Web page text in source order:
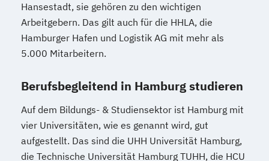
Hansestadt, sie gehören zu den wichtigen
Arbeitgebern. Das gilt auch für die HHLA, die
Hamburger Hafen und Logistik AG mit mehr als
5.000 Mitarbeitern.
Berufsbegleitend in Hamburg studieren
Auf dem Bildungs- & Studiensektor ist Hamburg mit
vier Universitäten, wie es genannt wird, gut
aufgestellt. Das sind die UHH Universität Hamburg,
die Technische Universität Hamburg TUHH, die HCU